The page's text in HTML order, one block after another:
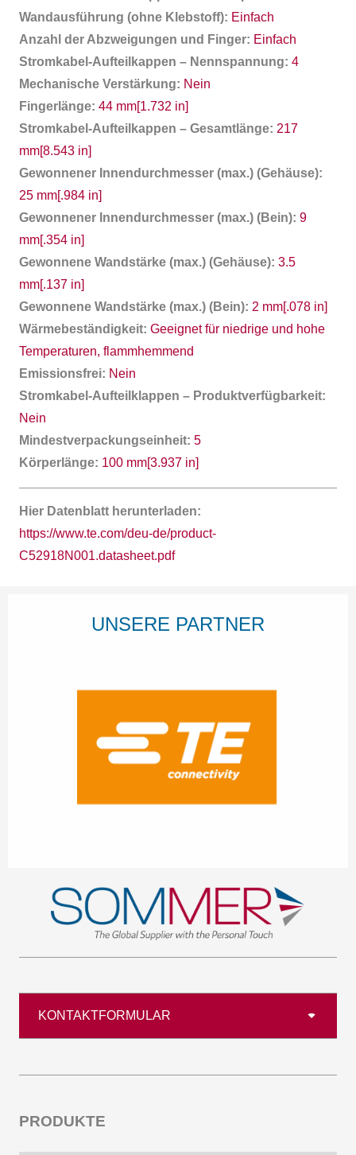
Wandausführung (ohne Klebstoff): Einfach
Anzahl der Abzweigungen und Finger: Einfach
Stromkabel-Aufteilkappen – Nennspannung: 4
Mechanische Verstärkung: Nein
Fingerlänge: 44 mm[1.732 in]
Stromkabel-Aufteilkappen – Gesamtlänge: 217
mm[8.543 in]
Gewonnener Innendurchmesser (max.) (Gehäuse):
25 mm[.984 in]
Gewonnener Innendurchmesser (max.) (Bein): 9
mm[.354 in]
Gewonnene Wandstärke (max.) (Gehäuse): 3.5
mm[.137 in]
Gewonnene Wandstärke (max.) (Bein): 2 mm[.078 in]
Wärmebeständigkeit: Geeignet für niedrige und hohe
Temperaturen, flammhemmend
Emissionsfrei: Nein
Stromkabel-Aufteilklappen – Produktverfügbarkeit:
Nein
Mindestverpackungseinheit: 5
Körperlänge: 100 mm[3.937 in]
Hier Datenblatt herunterladen:
https://www.te.com/deu-de/product-
C52918N001.datasheet.pdf
UNSERE PARTNER
KONTAKTFORMULAR
PRODUKTE